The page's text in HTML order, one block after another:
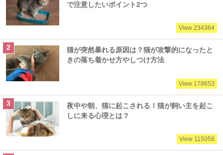
で注意したいポイント2つ
View 234364
猫が突然暴れる原因は？猫が攻撃的になったと
きの落ち着かせ方やしつけ方法
View 178653
夜中や朝、猫に起こされる！猫が飼い主を起こ
しに来る心理とは？
View 115056